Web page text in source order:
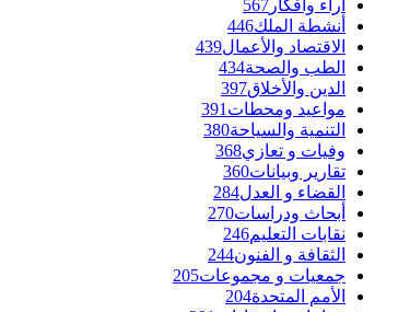
آراء وأفكار 567
أنشطة الملك446
الاقتصاد والأعمال439
الطب والصحة434
الدين والأخلاق397
مواعيد ومحطات 391
التنمية والسياحة380
وفيات و تعازي368
تقارير وبيانات360
القضاء و العدل284
أبحاث ودراسات270
نقابات التعليم246
الثقافة و الفنون244
جمعيات و مجموعات205
الأمم المتحدة204